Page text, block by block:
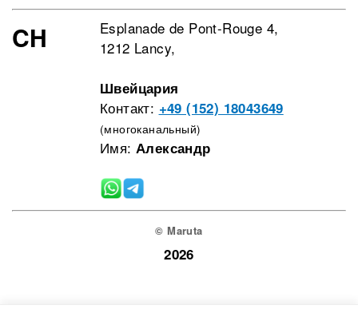
CH
Esplanade de Pont-Rouge 4,
1212 Lancy,
Швейцария
Контакт: +49 (152) 18043649
(многоканальный)
Имя: Александр
© Maruta
2026